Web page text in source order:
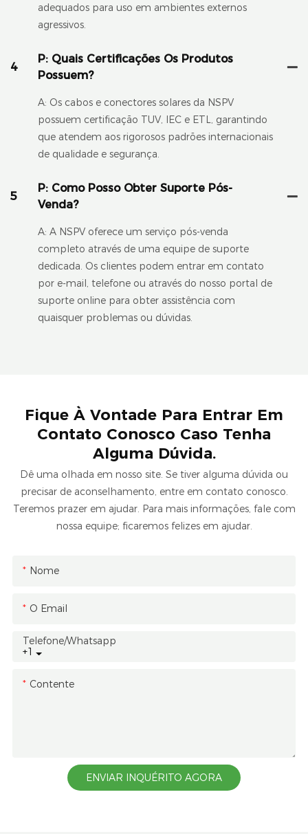
adequados para uso em ambientes externos
agressivos.
4
P: Quais Certificações Os Produtos
Possuem?
A: Os cabos e conectores solares da NSPV
possuem certificação TUV, IEC e ETL, garantindo
que atendem aos rigorosos padrões internacionais
de qualidade e segurança.
5
P: Como Posso Obter Suporte Pós-
Venda?
A: A NSPV oferece um serviço pós-venda
completo através de uma equipe de suporte
dedicada. Os clientes podem entrar em contato
por e-mail, telefone ou através do nosso portal de
suporte online para obter assistência com
quaisquer problemas ou dúvidas.
Fique À Vontade Para Entrar Em
Contato Conosco Caso Tenha
Alguma Dúvida.
Dê uma olhada em nosso site. Se tiver alguma dúvida ou
precisar de aconselhamento, entre em contato conosco.
Teremos prazer em ajudar. Para mais informações, fale com
nossa equipe; ficaremos felizes em ajudar.
Nome
O Email
+1
Telefone/whatsapp
Contente
ENVIAR INQUÉRITO AGORA